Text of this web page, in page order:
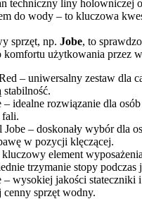
techniczny liny holowniczej
do wody – to kluczowa
sprzęt, np. Jobe, to
komfortu użytkowania przez
– uniwersalny zestaw dla
stabilność.
idealne rozwiązanie dla
Jobe – doskonały wybór dla
w pozycji klęczącej.
element wyposażenia
trzymanie stopy podczas
– wysokiej jakości stateczniki
cenny sprzęt wodny.